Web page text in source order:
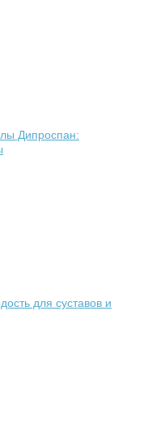
Дипроспан:
для суставов и